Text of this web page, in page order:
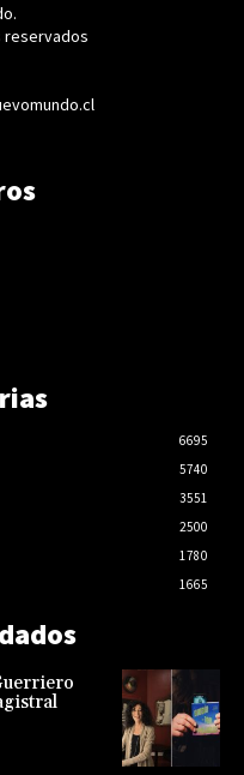
reservados
6695
5740
3551
2500
1780
1665